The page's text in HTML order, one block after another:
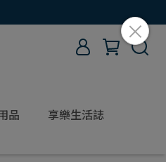
品 享樂生活誌